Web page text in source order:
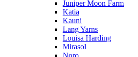
Juniper Moon Farm
Katia
Kauni
Lang Yarns
Louisa Harding
Mirasol